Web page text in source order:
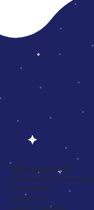
Mais para você
Não Abra Esta Categoria
Dinossauros
Interativos
Contos Clássicos